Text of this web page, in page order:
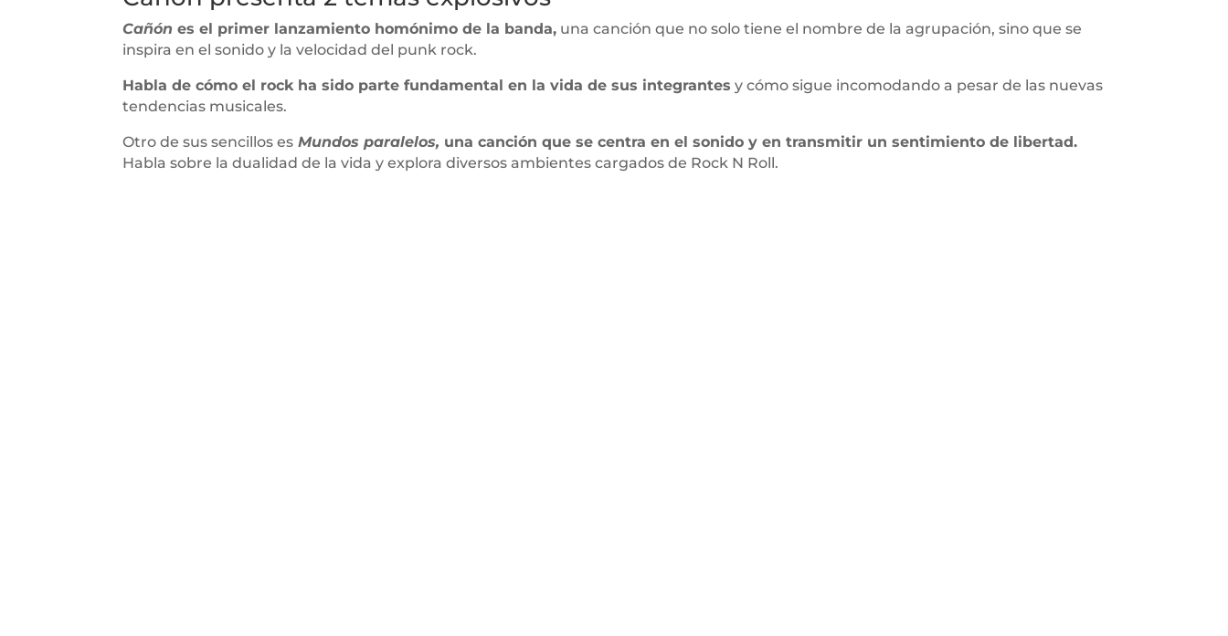
Cañón es el primer lanzamiento homónimo de la banda, una canción que no solo tiene el nombre de la agrupación, sino que se
inspira en el sonido y la velocidad del punk rock.
Habla de cómo el rock ha sido parte fundamental en la vida de sus integrantes y cómo sigue incomodando a pesar de las nuevas
tendencias musicales.
Otro de sus sencillos es Mundos paralelos, una canción que se centra en el sonido y en transmitir un sentimiento de libertad.
Habla sobre la dualidad de la vida y explora diversos ambientes cargados de Rock N Roll.